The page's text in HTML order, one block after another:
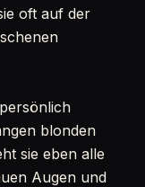
oft auf der
blonden
sie eben alle
Augen und